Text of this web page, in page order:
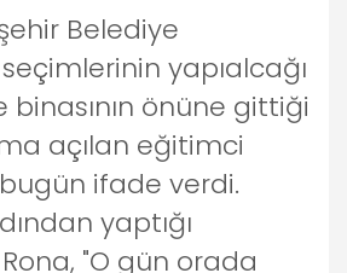
Belediye
yapıalcağı
önüne gittiği
açılan eğitimci
ifade verdi.
yaptığı
"O gün orada